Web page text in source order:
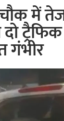
में
गंभीर